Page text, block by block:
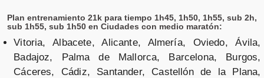
Plan entrenamiento 21k para tiempo 1h45, 1h50, 1h55, sub 2h,
sub 1h55, sub 1h50 en Ciudades con medio maratón:
Vitoria, Albacete, Alicante, Almería, Oviedo, Ávila,
Badajoz, Palma de Mallorca, Barcelona, Burgos,
Cáceres, Cádiz, Santander, Castellón de la Plana,